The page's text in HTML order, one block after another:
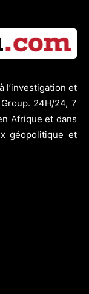
l’investigation et
24H/24, 7
Afrique et dans
géopolitique et